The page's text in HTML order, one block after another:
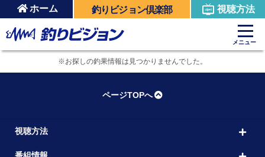
ホーム 釣りビジョン倶楽部 視聴方法
メニュー
※お探しの釣果情報は見つかりませんでした。
ページTOPへ
視聴方法